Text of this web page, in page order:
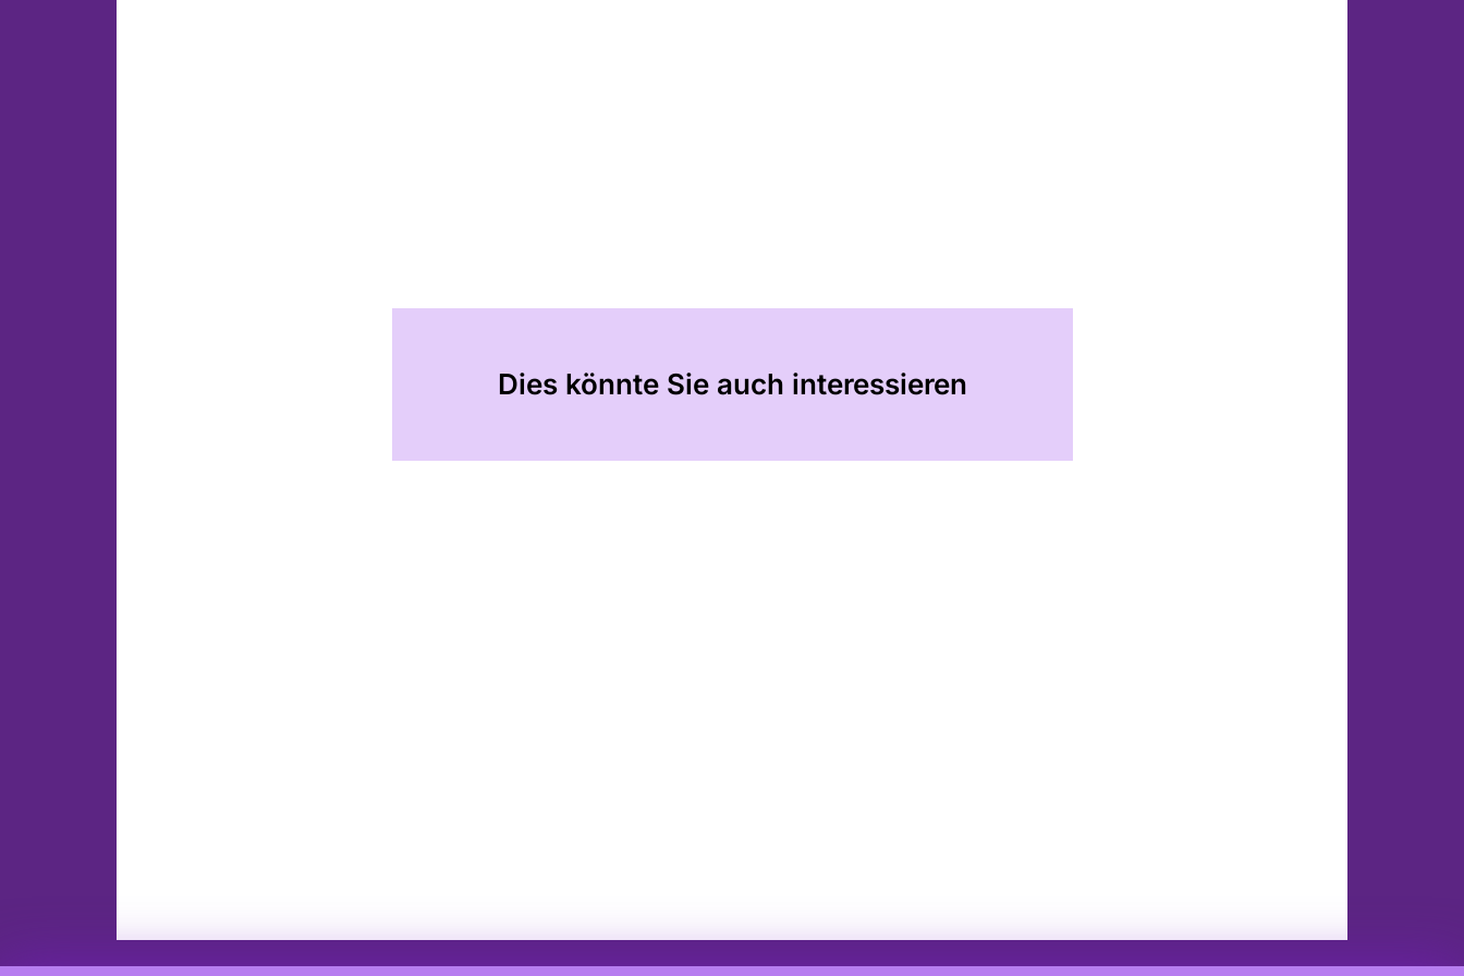
Dies könnte Sie auch interessieren